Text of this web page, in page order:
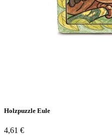
Holzpuzzle Eule
4,61 €